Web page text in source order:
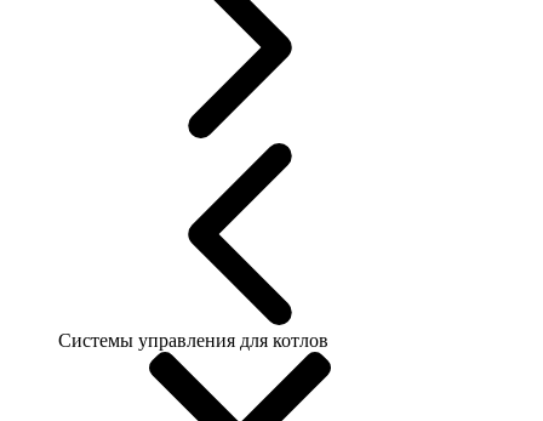
Системы управления для котлов